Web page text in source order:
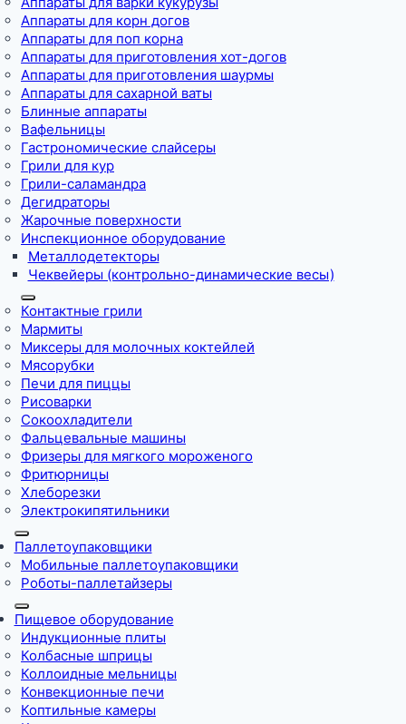
Аппараты для корн догов
Аппараты для поп корна
Аппараты для приготовления хот-догов
Аппараты для приготовления шаурмы
Аппараты для сахарной ваты
Блинные аппараты
Вафельницы
Гастрономические слайсеры
Грили для кур
Грили-саламандра
Дегидраторы
Жарочные поверхности
Инспекционное оборудование
Металлодетекторы
Чеквейеры (контрольно-динамические весы)
Контактные грили
Мармиты
Миксеры для молочных коктейлей
Мясорубки
Печи для пиццы
Рисоварки
Сокоохладители
Фальцевальные машины
Фризеры для мягкого мороженого
Фритюрницы
Хлеборезки
Электрокипятильники
Паллетоупаковщики
Мобильные паллетоупаковщики
Роботы-паллетайзеры
Пищевое оборудование
Индукционные плиты
Колбасные шприцы
Коллоидные мельницы
Конвекционные печи
Коптильные камеры